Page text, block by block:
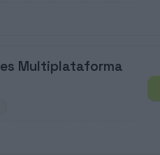
Multiplataforma